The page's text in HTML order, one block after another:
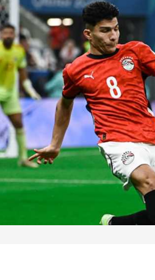
دوري أبطال أوروبا
القسم الثاني
رياضات أخرى
آسيا
أمريكا
ركن الألعاب